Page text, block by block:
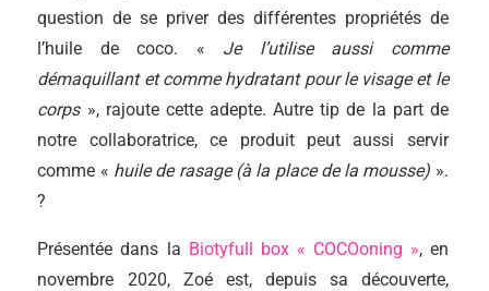
question de se priver des différentes propriétés de
l’huile de coco. « Je l’utilise aussi comme
démaquillant et comme hydratant pour le visage et le
corps», rajoute cette adepte. Autre tip de la part de
notre collaboratrice, ce produit peut aussi servir
comme « huile de rasage (à la place de la mousse) ».
?
Présentée dans la Biotyfull box « COCOoning », en
novembre 2020, Zoé est, depuis sa découverte,